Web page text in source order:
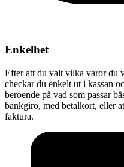
Enkelhet
Efter att du valt vilka varor du
checkar du enkelt ut i kassan
beroende på vad som passar
bankgiro, med betalkort, eller
faktura.